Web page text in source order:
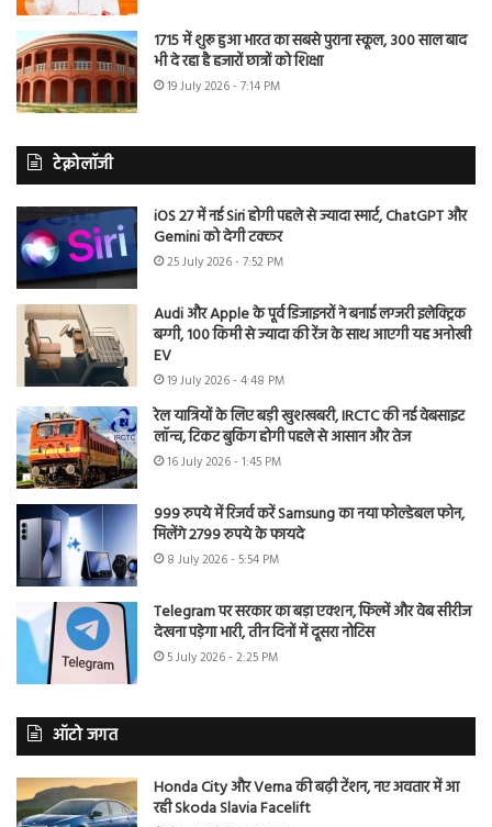
1715 में शुरू हुआ भारत का सबसे पुराना स्कूल, 300 साल बाद
भी दे रहा है हजारों छात्रों को शिक्षा
19 July 2026 - 7:14 PM
टेक्नोलॉजी
iOS 27 में नई Siri होगी पहले से ज्यादा स्मार्ट, ChatGPT और
Gemini को देगी टक्कर
25 July 2026 - 7:52 PM
Audi और Apple के पूर्व डिजाइनरों ने बनाई लग्जरी इलेक्ट्रिक
बग्गी, 100 किमी से ज्यादा की रेंज के साथ आएगी यह अनोखी
EV
19 July 2026 - 4:48 PM
रेल यात्रियों के लिए बड़ी खुशखबरी, IRCTC की नई वेबसाइट
लॉन्च, टिकट बुकिंग होगी पहले से आसान और तेज
16 July 2026 - 1:45 PM
999 रुपये में रिजर्व करें Samsung का नया फोल्डेबल फोन,
मिलेंगे 2799 रुपये के फायदे
8 July 2026 - 5:54 PM
Telegram पर सरकार का बड़ा एक्शन, फिल्में और वेब सीरीज
देखना पड़ेगा भारी, तीन दिनों में दूसरा नोटिस
5 July 2026 - 2:25 PM
ऑटो जगत
Honda City और Verna की बढ़ी टेंशन, नए अवतार में आ
रही Skoda Slavia Facelift